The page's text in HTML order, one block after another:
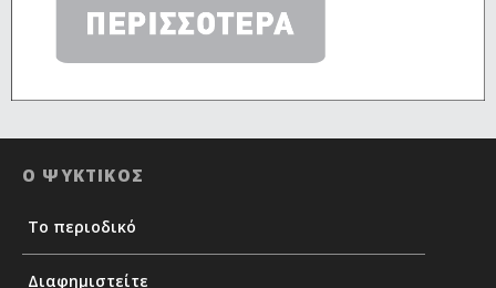
Ο ΨΥΚΤΙΚΟΣ
Το περιοδικό
Διαφημιστείτε